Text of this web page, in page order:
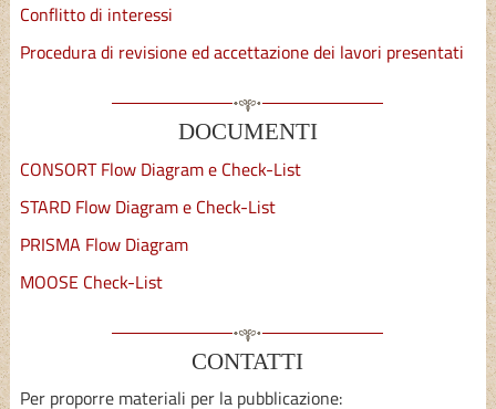
Conflitto di interessi
Procedura di revisione ed accettazione dei lavori presentati
DOCUMENTI
CONSORT Flow Diagram e Check-List
STARD Flow Diagram e Check-List
PRISMA Flow Diagram
MOOSE Check-List
CONTATTI
Per proporre materiali per la pubblicazione: